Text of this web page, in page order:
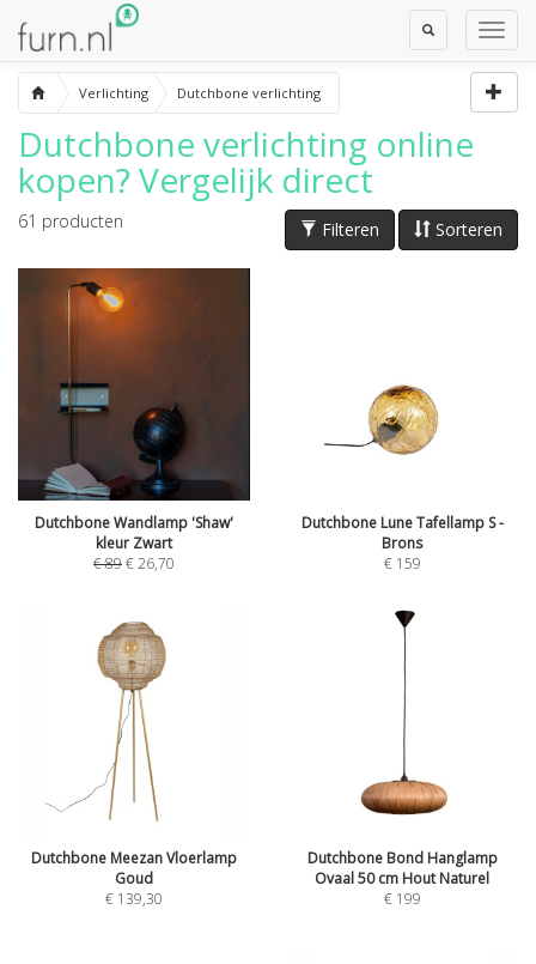
Toggle
Search
Verlichting Dutchbone verlichting
Dutchbone verlichting online
kopen? Vergelijk direct
Sorteren
Filteren
61 producten
Dutchbone Wandlamp 'Shaw'
kleur Zwart
€89€26,70
Dutchbone Lune Tafellamp S -
Brons
€ 159
Dutchbone Meezan Vloerlamp
Goud
€ 139,30
Dutchbone Bond Hanglamp
Ovaal 50 cm Hout Naturel
€ 199